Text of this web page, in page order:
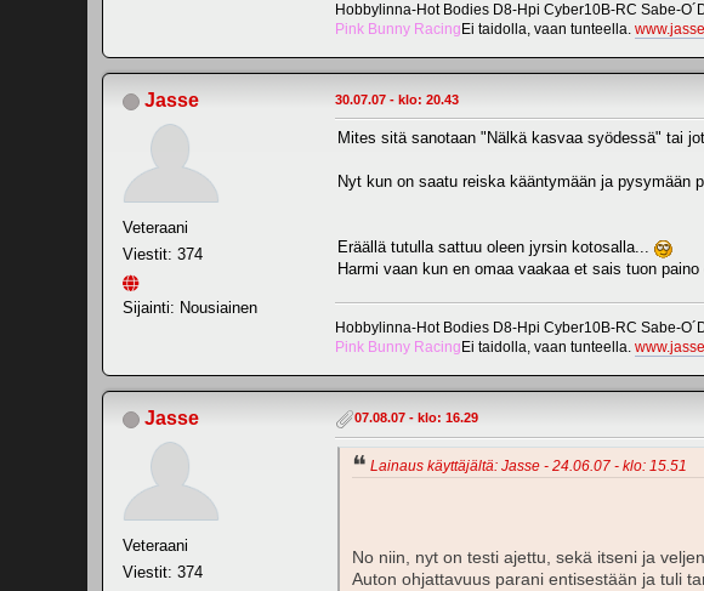
Hobbylinna-Hot Bodies D8-Hpi Cyber10B-RC Sabe-
Pink Bunny Racing Ei taidolla, vaan tunteella.
Jasse
Veteraani
Viestit: 374
Sijainti: Nousiainen
30.07.07 - klo: 20.43
Mites sitä sanotaan "Nälkä kasvaa syödessä" tai
Nyt kun on saatu reiska kääntymään ja pysymään
Eräällä tutulla sattuu oleen jyrsin kotosalla...
Harmi vaan kun en omaa vaakaa et sais tuon
Hobbylinna-Hot Bodies D8-Hpi Cyber10B-RC Sabe-
Pink Bunny Racing Ei taidolla, vaan tunteella.
Jasse
Veteraani
Viestit: 374
07.08.07 - klo: 16.29
Lainaus käyttäjältä: Jasse - 24.06.07 - klo: 15.51
No niin, nyt on testi ajettu, sekä itseni ja
Auton ohjattavuus parani entisestään ja tuli